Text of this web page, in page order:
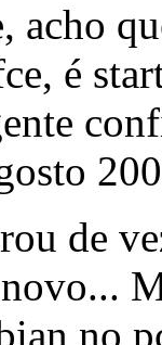
acho
é
de
no